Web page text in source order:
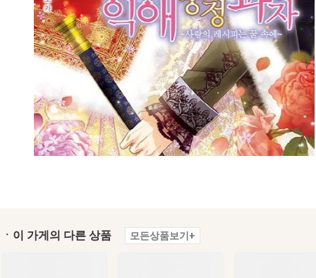
ㆍ이 가게의 다른 상품 모든상품보기+